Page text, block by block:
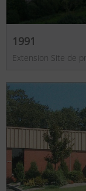
1991
Extension Site de